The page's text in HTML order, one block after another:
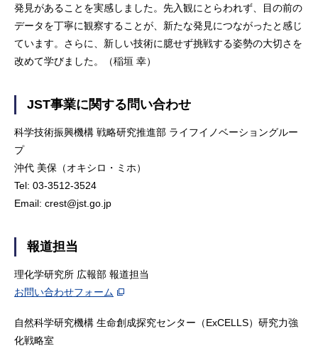
発見があることを実感しました。先入観にとらわれず、目の前の
データを丁寧に観察することが、新たな発見につながったと感じ
ています。さらに、新しい技術に臆せず挑戦する姿勢の大切さを
改めて学びました。（稲垣 幸）
JST事業に関する問い合わせ
科学技術振興機構 戦略研究推進部 ライフイノベーショングルー
プ
沖代 美保（オキシロ・ミホ）
Tel: 03-3512-3524
Email: crest@jst.go.jp
報道担当
理化学研究所 広報部 報道担当
お問い合わせフォーム
自然科学研究機構 生命創成探究センター（ExCELLS）研究力強
化戦略室